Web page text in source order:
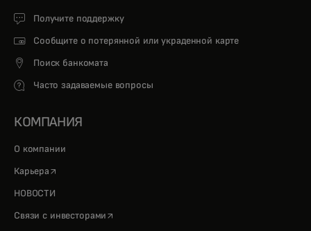
Получите поддержку
Сообщите о потерянной или украденной карте
Поиск банкомата
Часто задаваемые вопросы
КОМПАНИЯ
О компании
Карьера opens in a new tab
НОВОСТИ
Связи с инвесторами opens in a new tab